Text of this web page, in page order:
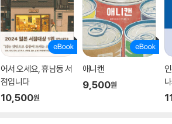
어서 오세요, 휴남동 서
점입니다
10,500원
애니캔
9,500원